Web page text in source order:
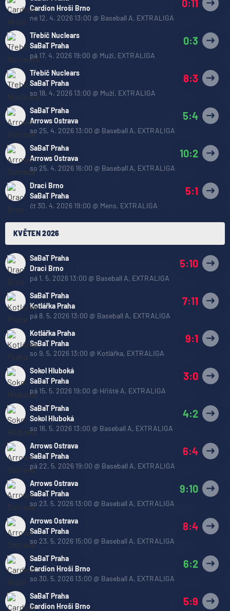
Cardion Hroši Brno
0:11
ne 12. 4. 2026 13:00 @ Baseball A, EXTRALIGA
Třebíč Nuclears
SaBaT Praha
0:3
pá 17. 4. 2026 19:00 @ Muži, EXTRALIGA
Třebíč Nuclears
SaBaT Praha
8:3
so 18. 4. 2026 13:00 @ Muži, EXTRALIGA
SaBaT Praha
Arrows Ostrava
5:4
so 25. 4. 2026 13:00 @ Baseball A, EXTRALIGA
SaBaT Praha
Arrows Ostrava
10:2
so 25. 4. 2026 16:00 @ Baseball A, EXTRALIGA
Draci Brno
SaBaT Praha
5:1
čt 30. 4. 2026 19:00 @ Mens, EXTRALIGA
KVĚTEN 2026
SaBaT Praha
Draci Brno
5:10
pá 1. 5. 2026 13:00 @ Baseball A, EXTRALIGA
SaBaT Praha
Kotlářka Praha
7:11
pá 8. 5. 2026 13:00 @ Baseball A, EXTRALIGA
Kotlářka Praha
SaBaT Praha
9:1
so 9. 5. 2026 13:00 @ Kotlářka, EXTRALIGA
Sokol Hluboká
SaBaT Praha
3:0
pá 15. 5. 2026 19:00 @ Hřiště A, EXTRALIGA
SaBaT Praha
Sokol Hluboká
4:2
so 16. 5. 2026 13:00 @ Baseball A, EXTRALIGA
Arrows Ostrava
SaBaT Praha
6:4
pá 22. 5. 2026 19:00 @ Baseball A, EXTRALIGA
Arrows Ostrava
SaBaT Praha
9:10
so 23. 5. 2026 13:00 @ Baseball A, EXTRALIGA
Arrows Ostrava
SaBaT Praha
8:4
so 23. 5. 2026 15:00 @ Baseball A, EXTRALIGA
SaBaT Praha
Cardion Hroši Brno
6:2
so 30. 5. 2026 13:00 @ Baseball A, EXTRALIGA
SaBaT Praha
Cardion Hroši Brno
5:9